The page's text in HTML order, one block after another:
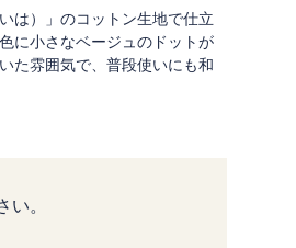
は）」のコットン生地で仕立
に小さなベージュのドットが
た雰囲気で、普段使いにも和
。